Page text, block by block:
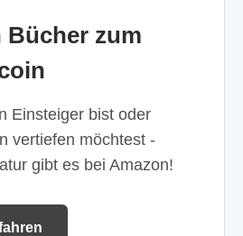
Bücher zum
Einsteiger bist oder
vertiefen möchtest -
gibt es bei Amazon!